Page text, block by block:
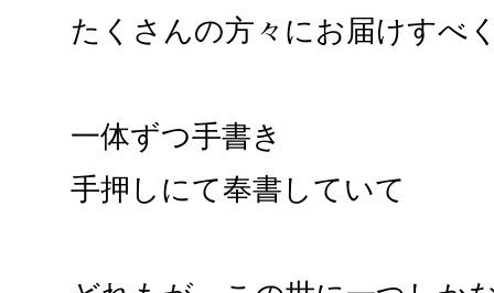
たくさんの方々にお届けすべ
一体ずつ手書き
手押しにて奉書していて